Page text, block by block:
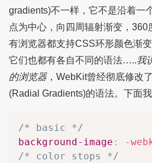
gradients)不一样，它不是沿着一
点为中心，向四周辐射渐变，
有浏览器都支持CSS环形颜色渐
它们也都有各自不同的语法…..我
的浏览器，WebKit曾经彻底修改
(Radial Gradients)的语法。下面
/* basic */
background-image : -
/* color stops */